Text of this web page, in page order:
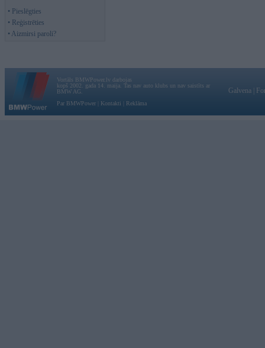
• Pieslēgties
• Reģistrēties
• Aizmirsi paroli?
Vortāls BMWPower.lv darbojas
kopš 2002. gada 14. maija. Tas nav auto klubs un nav saistīts ar
BMW AG.
Par BMWPower
Kontakti Reklāma
Galvena